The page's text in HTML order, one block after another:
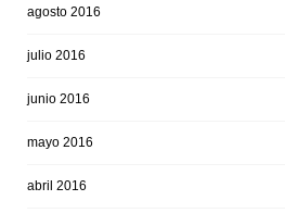
agosto 2016
julio 2016
junio 2016
mayo 2016
abril 2016